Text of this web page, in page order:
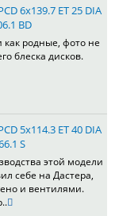
6x139.7 ET 25 DIA
BD
как родные, фото не
блеска дисков.
5x114.3 ET 40 DIA
S
этой модели
себе на Дастера,
и вентилями.